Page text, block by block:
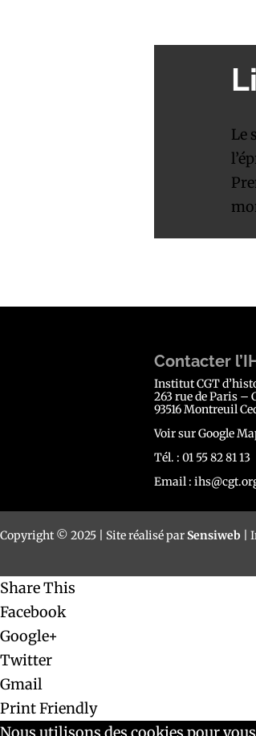
Le
Contacter
Institut CGT
263 rue de Paris –
93516 Montreuil
Voir sur Google
Tél. : 01 55 82 81 13
Email :
Copyright © 2025 | Site réalisé parSensiweb |
Share This
Facebook
Google+
Twitter
Gmail
Print Friendly
Nous utilisons des cookies pour